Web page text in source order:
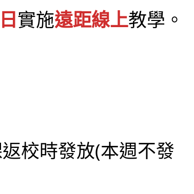
實施遠距線上教學。
校時發放(本週不發